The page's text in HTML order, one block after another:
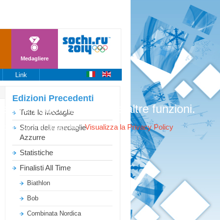
l'autenticazione e altre funzioni.
sul suo dispositivo.Visualizza la Privacy Policy
Medagliere
Link
Edizioni Precedenti
Tutte le Medaglie
Storia delle medaglie
Azzurre
Statistiche
Finalisti All Time
Biathlon
Bob
Combinata Nordica